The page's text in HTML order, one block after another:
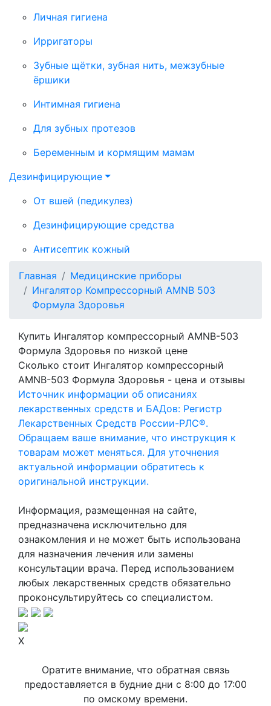
Личная гигиена
Ирригаторы
Зубные щётки, зубная нить, межзубные
ёршики
Интимная гигиена
Для зубных протезов
Беременным и кормящим мамам
Дезинфицирующие
От вшей (педикулез)
Дезинфицирующие средства
Антисептик кожный
Главная
Медицинские приборы
Ингалятор Компрессорный AMNB 503
Формула Здоровья
Купить Ингалятор компрессорный AMNB-503
Формула Здоровья по низкой цене
Сколько стоит Ингалятор компрессорный
AMNB-503 Формула Здоровья - цена и отзывы
Источник информации об описаниях
лекарственных средств и БАДов: Регистр
Лекарственных Средств России-РЛС®.
Обращаем ваше внимание, что инструкция к
товарам может меняться. Для уточнения
актуальной информации обратитесь к
оригинальной инструкции.
Информация, размещенная на сайте,
предназначена исключительно для
ознакомления и не может быть использована
для назначения лечения или замены
консультации врача. Перед использованием
любых лекарственных средств обязательно
проконсультируйтесь со специалистом.
X
Оратите внимание, что обратная связь
предоставляется в будние дни с 8:00 до 17:00
по омскому времени.